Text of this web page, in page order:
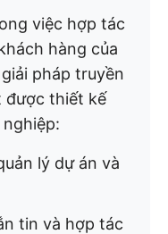
việc hợp tác
hàng của
pháp truyền
được thiết kế
lý dự án và
tin và hợp tác